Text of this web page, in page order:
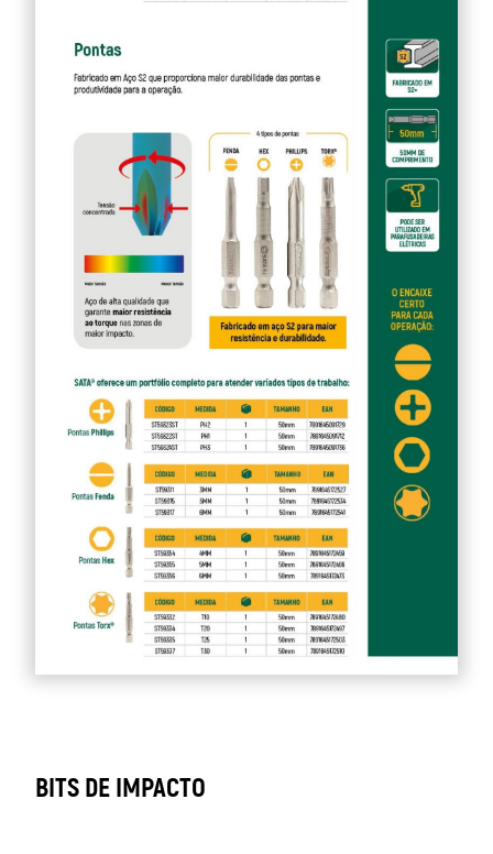
BITS DE IMPACTO